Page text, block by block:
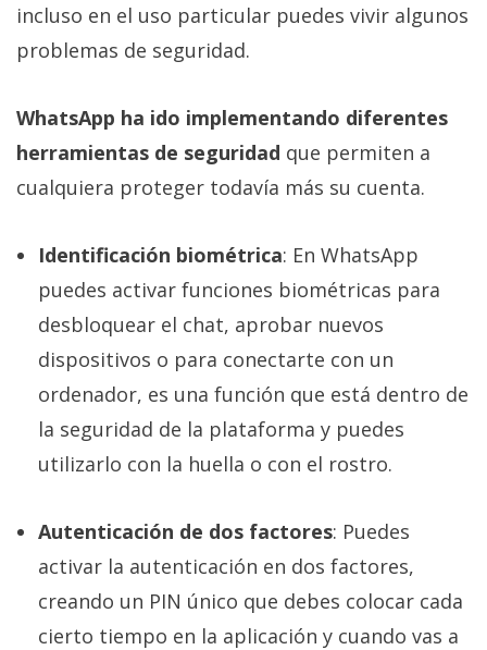
incluso en el uso particular puedes vivir algunos
problemas de seguridad.
WhatsApp ha ido implementando diferentes
herramientas de seguridad que permiten a
cualquiera proteger todavía más su cuenta.
Identificación biométrica: En WhatsApp
puedes activar funciones biométricas para
desbloquear el chat, aprobar nuevos
dispositivos o para conectarte con un
ordenador, es una función que está dentro de
la seguridad de la plataforma y puedes
utilizarlo con la huella o con el rostro.
Autenticación de dos factores: Puedes
activar la autenticación en dos factores,
creando un PIN único que debes colocar cada
cierto tiempo en la aplicación y cuando vas a